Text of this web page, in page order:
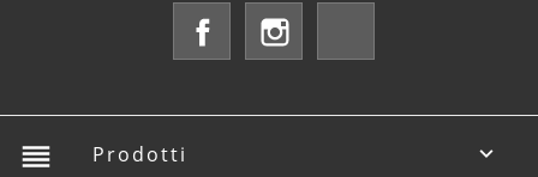
Facebook
reorder Prodotti 